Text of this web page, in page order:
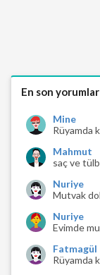
En son yorumlar
Mine
Rüyamda
Mahmut
saç ve
Nuriye
Mutvak
Nuriye
Evimde
Fatmagül
Rüyamda